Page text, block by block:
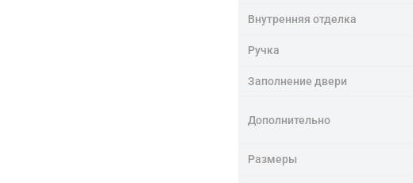
Внутренняя отделка
Ручка
Заполнение двери
Дополнительно
Размеры